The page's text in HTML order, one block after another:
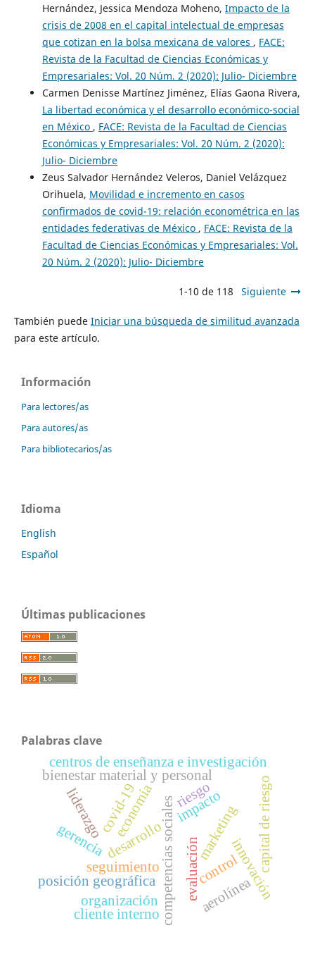
Hernández, Jessica Mendoza Moheno, Impacto de la
crisis de 2008 en el capital intelectual de empresas
que cotizan en la bolsa mexicana de valores , FACE:
Revista de la Facultad de Ciencias Económicas y
Empresariales: Vol. 20 Núm. 2 (2020): Julio- Diciembre
Carmen Denisse Martínez Jiménez, Elías Gaona Rivera,
La libertad económica y el desarrollo económico-social
en México , FACE: Revista de la Facultad de Ciencias
Económicas y Empresariales: Vol. 20 Núm. 2 (2020):
Julio- Diciembre
Zeus Salvador Hernández Veleros, Daniel Velázquez
Orihuela, Movilidad e incremento en casos
confirmados de covid-19: relación econométrica en las
entidades federativas de México , FACE: Revista de la
Facultad de Ciencias Económicas y Empresariales: Vol.
20 Núm. 2 (2020): Julio- Diciembre
1-10 de 118 Siguiente
También puede Iniciar una búsqueda de similitud avanzada
para este artículo.
Información
Para lectores/as
Para autores/as
Para bibliotecarios/as
Idioma
English
Español
Últimas publicaciones
Palabras clave
control
evaluación
seguimientocompetencias sociales innovación
posición geográfica
desarrollo
bienestar material y personal
marketing
centros de enseñanza e investigación
aerolínea
covid-19
economía impacto
riesgo
liderazgo capital de riesgo
gerencia
organización
cliente interno